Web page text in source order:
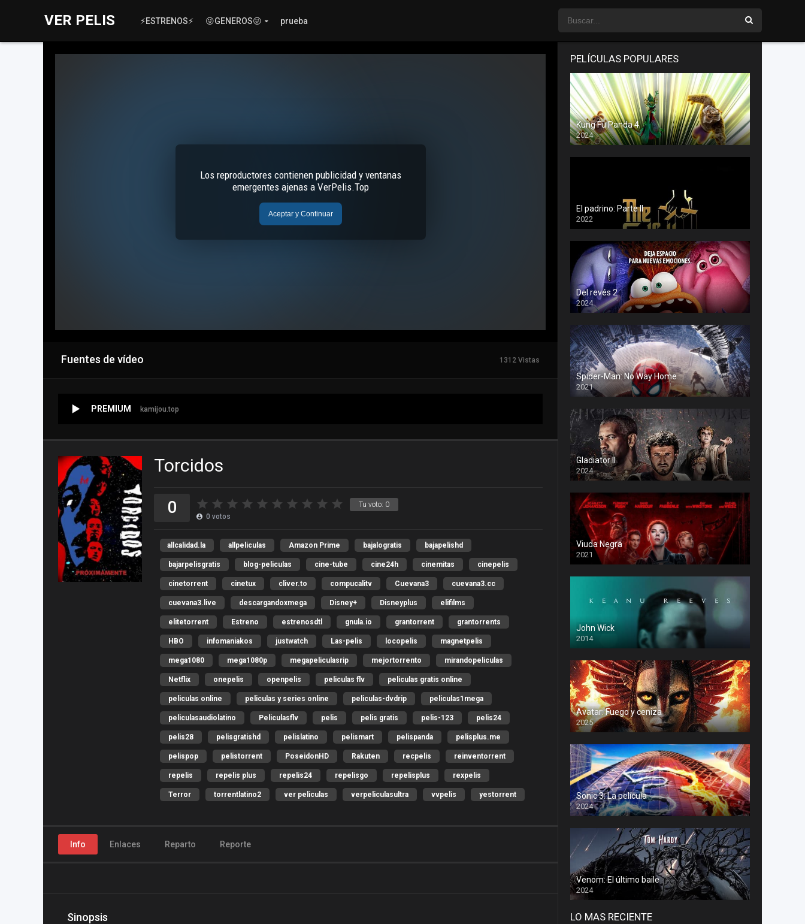
VER PELIS ⚡ESTRENOS⚡ 😜GENEROS😜 prueba
Fuentes de vídeo 1312 Vistas
PREMIUM kamijou.top
Torcidos
Tu voto: 0
0 0 votos
allcalidad.la allpeliculas Amazon Prime bajalogratis bajapelishd
bajarpelisgratis blog-peliculas cine-tube cine24h cinemitas cinepelis
cinetorrent cinetux cliver.to compucalitv Cuevana3 cuevana3.cc
cuevana3.live descargandoxmega Disney+ Disneyplus elifilms
elitetorrent Estreno estrenosdtl gnula.io grantorrent grantorrents
HBO infomaniakos justwatch Las-pelis locopelis magnetpelis
mega1080 mega1080p megapeliculasrip mejortorrento mirandopeliculas
Netflix onepelis openpelis peliculas flv peliculas gratis online
peliculas online peliculas y series online peliculas-dvdrip peliculas1mega
peliculasaudiolatino Peliculasflv pelis pelis gratis pelis-123 pelis24
pelis28 pelisgratishd pelislatino pelismart pelispanda pelisplus.me
pelispop pelistorrent PoseidonHD Rakuten recpelis reinventorrent
repelis repelis plus repelis24 repelisgo repelisplus rexpelis
Terror torrentlatino2 ver peliculas verpeliculasultra vvpelis yestorrent
Info Enlaces Reparto Reporte
Sinopsis
PELÍCULAS POPULARES
Kung Fu Panda 4
2024
El padrino: Parte II
2022
Del revés 2
2024
Spider-Man: No Way Home
2021
Gladiator II
2024
Viuda Negra
2021
John Wick
2014
Avatar: Fuego y ceniza
2025
Sonic 3: La película
2024
Venom: El último baile
2024
LO MAS RECIENTE